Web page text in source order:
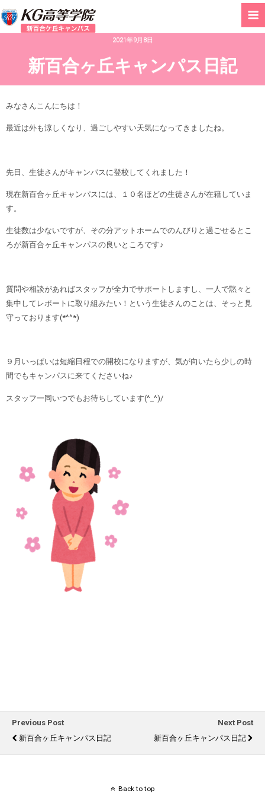
2021年9月8日
新百合ヶ丘キャンパス日記
みなさんこんにちは！
最近は外も涼しくなり、過ごしやすい天気になってきましたね。
先日、生徒さんがキャンパスに登校してくれました！
現在新百合ヶ丘キャンパスには、１０名ほどの生徒さんが在籍していま
す。
生徒数は少ないですが、その分アットホームでのんびりと過ごせるとこ
ろが新百合ヶ丘キャンパスの良いところです♪
質問や相談があればスタッフが全力でサポートしますし、一人で黙々と
集中してレポートに取り組みたい！という生徒さんのことは、そっと見
守っております(*^^*)
９月いっぱいは短縮日程での開校になりますが、気が向いたら少しの時
間でもキャンパスに来てくださいね♪
スタッフ一同いつでもお待ちしています(^_^)/
Previous Post
新百合ヶ丘キャンパス日記
Next Post
新百合ヶ丘キャンパス日記
Back to top